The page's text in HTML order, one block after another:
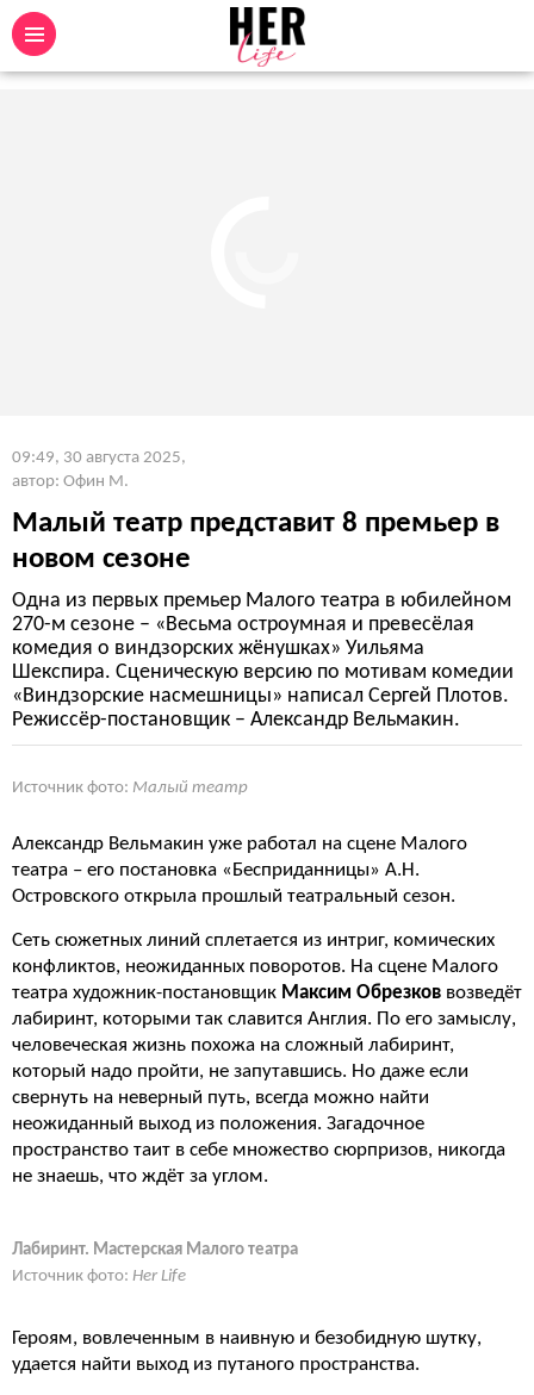
09:49, 30 августа 2025,
автор: Офин М.
Малый театр представит 8 премьер в
новом сезоне
Одна из первых премьер Малого театра в юбилейном
270-м сезоне – «Весьма остроумная и превесёлая
комедия о виндзорских жёнушках» Уильяма
Шекспира. Сценическую версию по мотивам комедии
«Виндзорские насмешницы» написал Сергей Плотов.
Режиссёр-постановщик – Александр Вельмакин.
Источник фото: Малый театр
Александр Вельмакин уже работал на сцене Малого
театра – его постановка «Бесприданницы» А.Н.
Островского открыла прошлый театральный сезон.
Сеть сюжетных линий сплетается из интриг, комических
конфликтов, неожиданных поворотов. На сцене Малого
театра художник-постановщик Максим Обрезков возведёт
лабиринт, которыми так славится Англия. По его замыслу,
человеческая жизнь похожа на сложный лабиринт,
который надо пройти, не запутавшись. Но даже если
свернуть на неверный путь, всегда можно найти
неожиданный выход из положения. Загадочное
пространство таит в себе множество сюрпризов, никогда
не знаешь, что ждёт за углом.
Лабиринт. Мастерская Малого театра
Источник фото: Her Life
Героям, вовлеченным в наивную и безобидную шутку,
удается найти выход из путаного пространства.